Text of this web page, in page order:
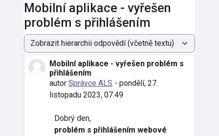
Mobilní aplikace - vyřešen
problém s přihlášením
Režim zobrazení
Mobilní aplikace - vyřešen problém s
přihlášením
autor Správce ALS - pondělí, 27.
listopadu 2023, 07.49
Počet odpovědí: 0
Dobrý den,
problém s přihlášením webové